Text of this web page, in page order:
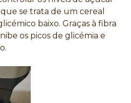
se trata de um cereal
baixo. Graças à fibra
os picos de glicémia e